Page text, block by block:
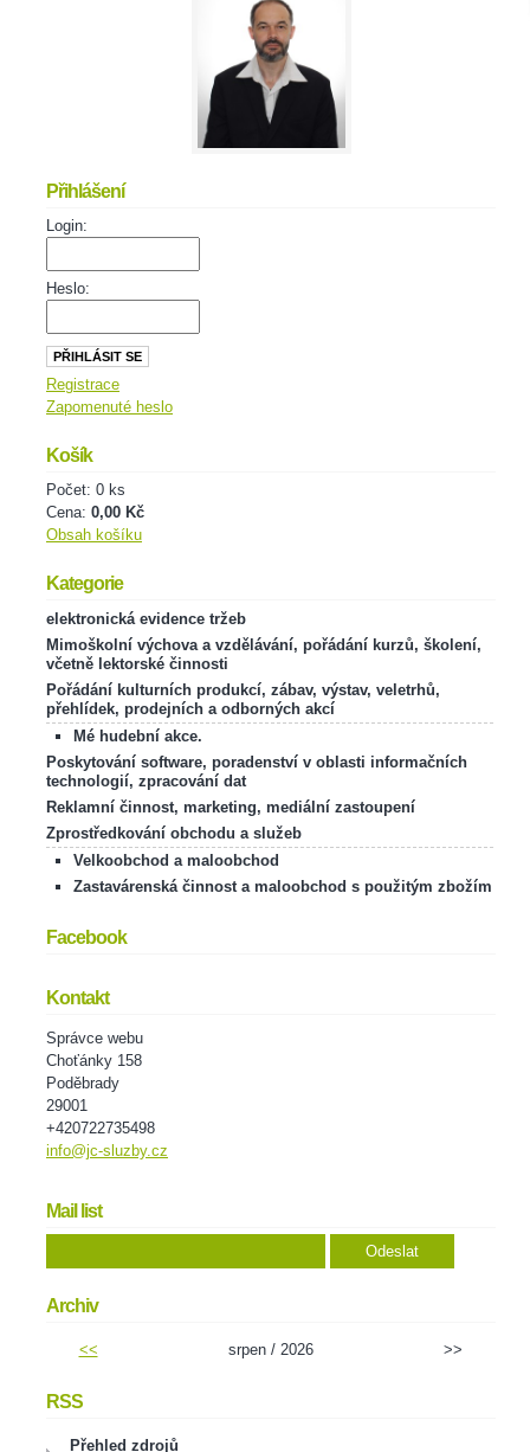
Přihlášení
Login:
Heslo:
Registrace
Zapomenuté heslo
Košík
Počet: 0 ks
Cena: 0,00 Kč
Obsah košíku
Kategorie
elektronická evidence tržeb
Mimoškolní výchova a vzdělávání, pořádání kurzů, školení,
včetně lektorské činnosti
Pořádání kulturních produkcí, zábav, výstav, veletrhů,
přehlídek, prodejních a odborných akcí
Mé hudební akce.
Poskytování software, poradenství v oblasti informačních
technologií, zpracování dat
Reklamní činnost, marketing, mediální zastoupení
Zprostředkování obchodu a služeb
Velkoobchod a maloobchod
Zastavárenská činnost a maloobchod s použitým zbožím
Facebook
Kontakt
Správce webu
Choťánky 158
Poděbrady
29001
+420722735498
info@jc-sluzby.cz
Mail list
Archiv
<< srpen / 2026 >>
RSS
Přehled zdrojů